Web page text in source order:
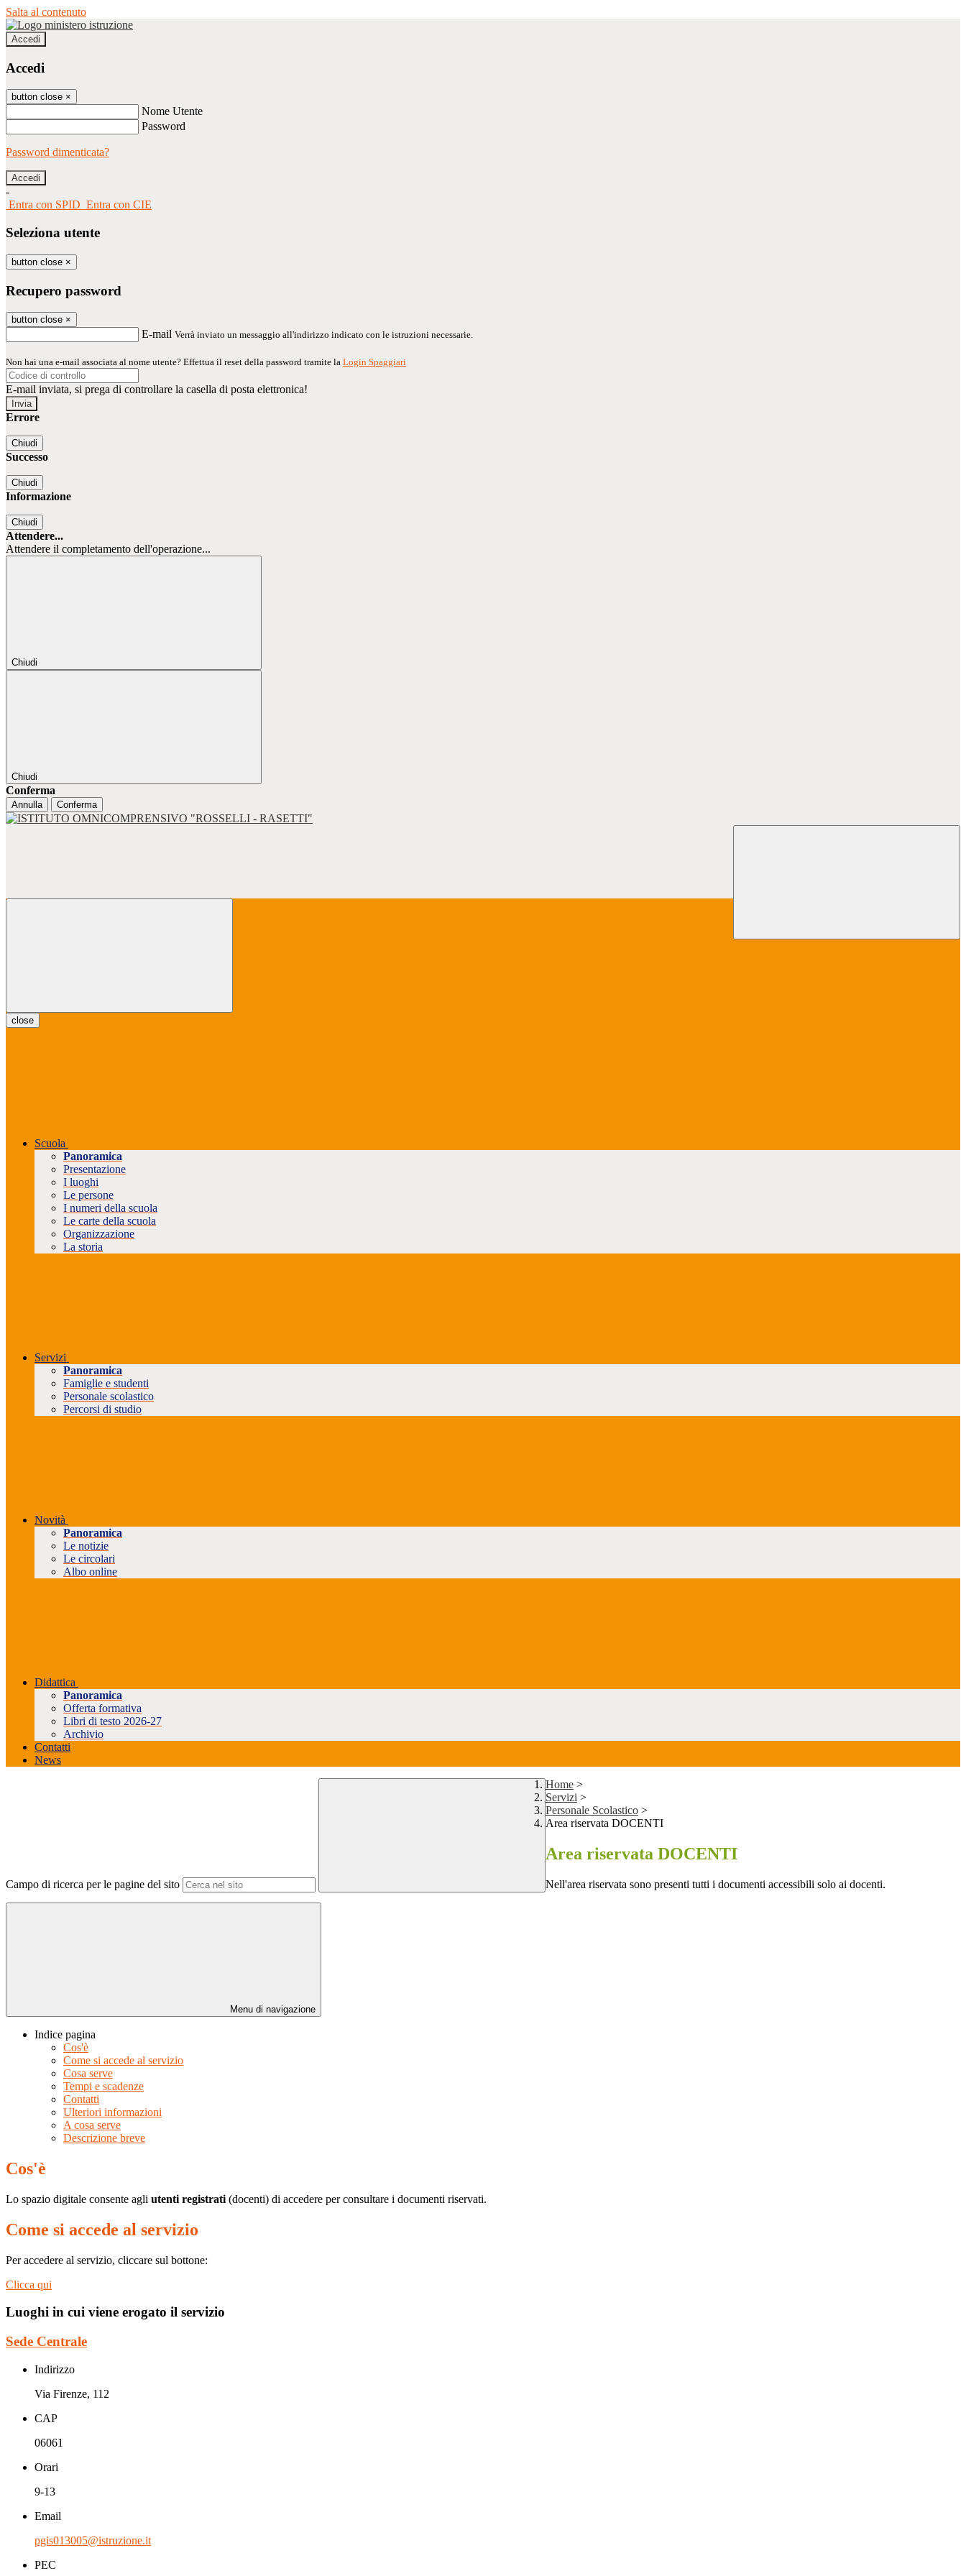
Salta al contenuto
Accedi
Accedi
button close ×
Nome Utente
Password
Password dimenticata?
-
Entra con SPID Entra con CIE
Seleziona utente
button close ×
Recupero password
button close ×
E-mail Verrà inviato un messaggio all'indirizzo indicato con le istruzioni necessarie.
Non hai una e-mail associata al nome utente? Effettua il reset della password tramite la Login Spaggiari
E-mail inviata, si prega di controllare la casella di posta elettronica!
Errore
Chiudi
Successo
Chiudi
Informazione
Chiudi
Attendere...
Attendere il completamento dell'operazione...
Chiudi
Chiudi
Conferma
Annulla Conferma
close
Scuola
Panoramica
Presentazione
I luoghi
Le persone
I numeri della scuola
Le carte della scuola
Organizzazione
La storia
Servizi
Panoramica
Famiglie e studenti
Personale scolastico
Percorsi di studio
Novità
Panoramica
Le notizie
Le circolari
Albo online
Didattica
Panoramica
Offerta formativa
Libri di testo 2026-27
Archivio
Contatti
News
Campo di ricerca per le pagine del sito
Home >
Servizi >
Personale Scolastico >
Area riservata DOCENTI
Area riservata DOCENTI
Nell'area riservata sono presenti tutti i documenti accessibili solo ai docenti.
Menu di navigazione
Indice pagina
Cos'è
Come si accede al servizio
Cosa serve
Tempi e scadenze
Contatti
Ulteriori informazioni
A cosa serve
Descrizione breve
Cos'è
Lo spazio digitale consente agli utenti registrati (docenti) di accedere per consultare i documenti riservati.
Come si accede al servizio
Per accedere al servizio, cliccare sul bottone:
Clicca qui
Luoghi in cui viene erogato il servizio
Sede Centrale
Indirizzo
Via Firenze, 112
CAP
06061
Orari
9-13
Email
pgis013005@istruzione.it
PEC